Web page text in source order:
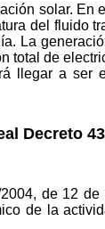
solar. En
del fluido
La
total de
llegar a ser
Decreto
de 12
de la